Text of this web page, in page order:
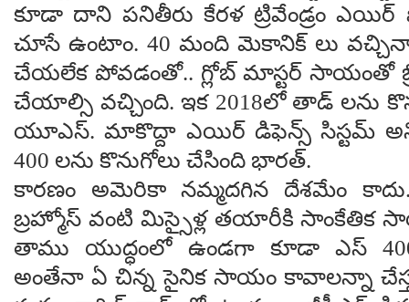
కూడా దాని ప‌నితీరు కేర‌ళ ట్రివేండ్రం ఎయిర్
చూసే ఉంటాం. 40 మంది మెకానిక్ లు
చేయ‌లేక పోవ‌డంతో.. గ్లోబ్ మాస్ట‌ర్ సాయంతో
చేయాల్సి వ‌చ్చింది. ఇక 2018లో తాడ్ ల‌ను
యూఎస్. మాకొద్దా ఎయిర్ డిఫెన్స్ సిస్ట‌మ్
400 ల‌ను కొనుగోలు చేసింది భార‌త్.
కార‌ణం అమెరికా న‌మ్మ‌ద‌గిన దేశ‌మేం
బ్రహ్మోస్ వంటి మిస్సైళ్ల‌ త‌యారీకి సాంకేతిక
తాము యుద్ధంలో ఉండ‌గా కూడా ఎస్
అంతేనా ఏ చిన్న సైనిక సాయం కావాల‌న్నా